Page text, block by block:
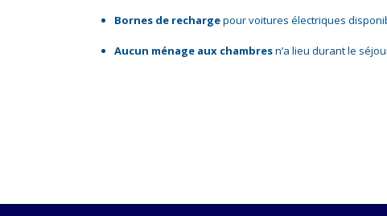
Bornes de rechargepour voitures électriques
Aucun ménage aux chambresn’a lieu durant le